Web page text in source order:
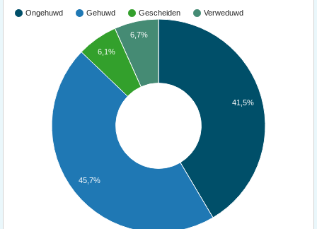
Ongehuwd Gehuwd Gescheiden Verweduwd
41,5%
6,7%
6,1%
45,7%